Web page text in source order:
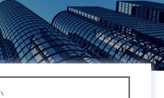
ス